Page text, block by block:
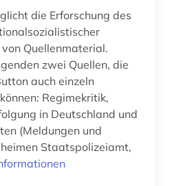
die Erforschung des
Quellenmaterial.
zwei Quellen, die
auch einzeln
in Deutschland und
(Meldungen und
Staatspolizeiamt,